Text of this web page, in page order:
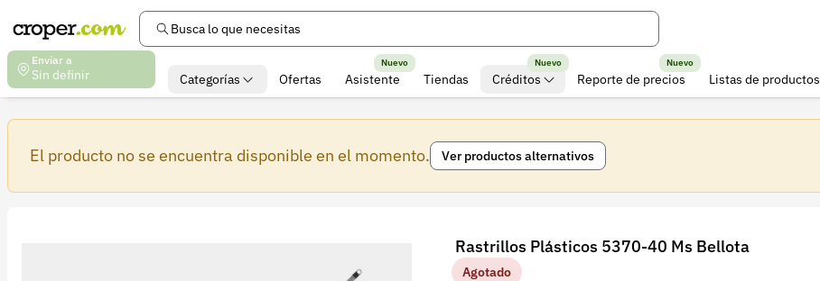
Busca lo que necesitas
Enviar a
Sin definir Categorías Ofertas Asistente
Nuevo
Tiendas Créditos
Nuevo
Reporte de precios
Nuevo
Listas de productos
El producto no se encuentra disponible en el momento. Ver productos alternativos
Rastrillos Plásticos 5370-40 Ms Bellota
Agotado